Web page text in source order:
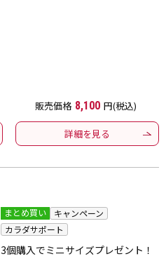
販売価格 8,100 円(税込)
詳細を見る
まとめ買い
キャンペーン
カラダサポート
3個購入でミニサイズプレゼント！